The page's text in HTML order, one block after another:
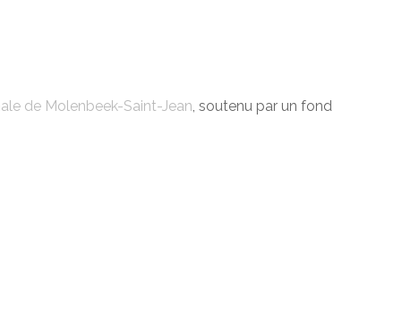
de Molenbeek-Saint-Jean , soutenu par un fond